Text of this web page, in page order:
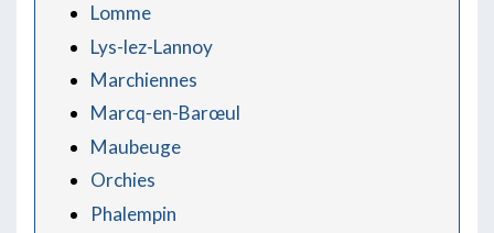
Lomme
Lys-lez-Lannoy
Marchiennes
Marcq-en-Barœul
Maubeuge
Orchies
Phalempin